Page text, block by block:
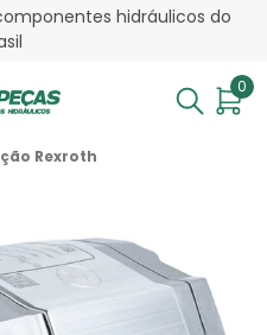
hidráulicos do
0
Rexroth